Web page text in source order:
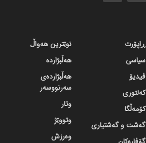
ڕاپۆرت
سیاسی
ڤیدیۆ
کەلتوری
کۆمەڵگا
گه‌شت و گه‌شتیاری
نوێترین هەواڵ
هەڵبژاردە
هەڵبژاردەی
سەرنووسەر
وتار
وتووێژ
وەرزش